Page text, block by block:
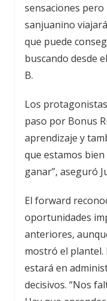
sensaciones
sanjuanino
que puede
buscando desde
B.
Los
paso por Bonus
aprendizaje y
que estamos
ganar”, aseguró
El forward
oportunidades
anteriores,
mostró el plantel.
estará en
decisivos. “Nos